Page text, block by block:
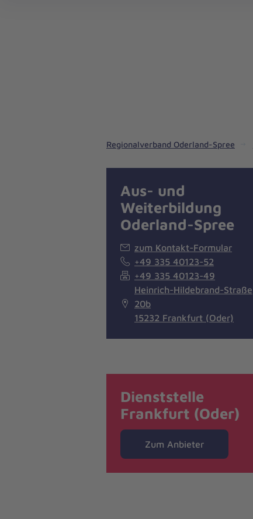
Regionalverband Oderland-Spree
Aus- und
Weiterbildung
Oderland-Spree
zum Kontakt-Formular
+49 335 40123-52
+49 335 40123-49
Heinrich-Hildebrand-Straße
20b
15232 Frankfurt (Oder)
Dienststelle
Frankfurt (Oder)
Zum Anbieter